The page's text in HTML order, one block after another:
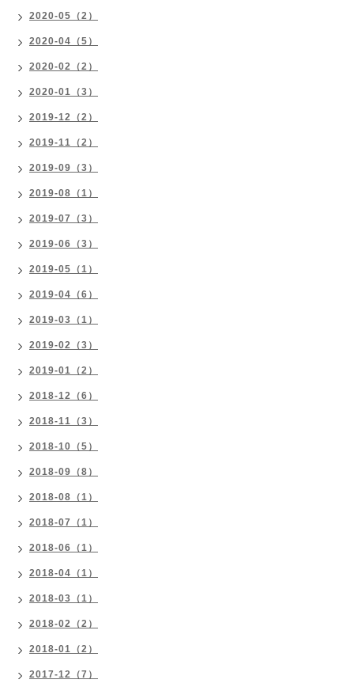
2020-05（2）
2020-04（5）
2020-02（2）
2020-01（3）
2019-12（2）
2019-11（2）
2019-09（3）
2019-08（1）
2019-07（3）
2019-06（3）
2019-05（1）
2019-04（6）
2019-03（1）
2019-02（3）
2019-01（2）
2018-12（6）
2018-11（3）
2018-10（5）
2018-09（8）
2018-08（1）
2018-07（1）
2018-06（1）
2018-04（1）
2018-03（1）
2018-02（2）
2018-01（2）
2017-12（7）